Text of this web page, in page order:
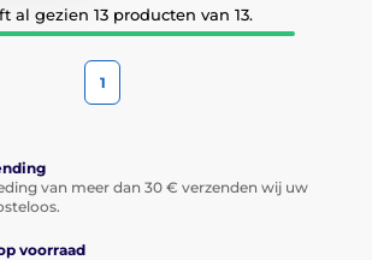
al gezien 13 producten van 13.
1
van meer dan 30 € verzenden wij uw
voorraad